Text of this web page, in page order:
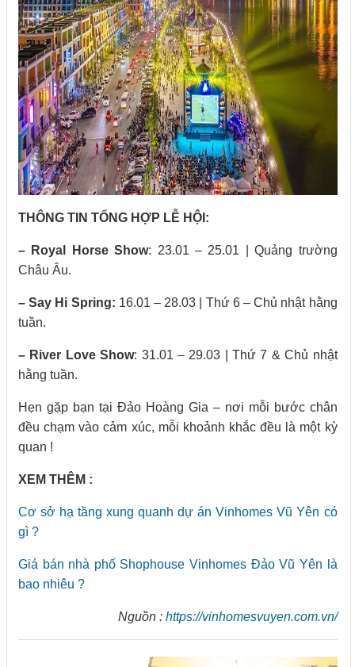
THÔNG TIN TỔNG HỢP LỄ HỘI:
– Royal Horse Show: 23.01 – 25.01 | Quảng trường
Châu Âu.
– Say Hi Spring: 16.01 – 28.03 | Thứ 6 – Chủ nhật hằng
tuần.
– River Love Show: 31.01 – 29.03 | Thứ 7 & Chủ nhật
hằng tuần.
Hẹn gặp bạn tại Đảo Hoàng Gia – nơi mỗi bước chân
đều chạm vào cảm xúc, mỗi khoảnh khắc đều là một kỳ
quan !
XEM THÊM :
Cơ sở hạ tầng xung quanh dự án Vinhomes Vũ Yên có
gì ?
Giá bán nhà phố Shophouse Vinhomes Đảo Vũ Yên là
bao nhiêu ?
Nguồn : https://vinhomesvuyen.com.vn/